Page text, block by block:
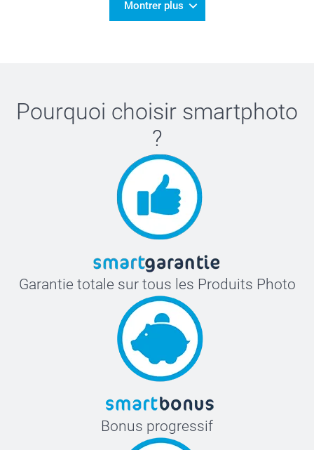
Montrer plus
Pourquoi choisir smartphoto
?
Garantie totale sur tous les Produits Photo
Bonus progressif